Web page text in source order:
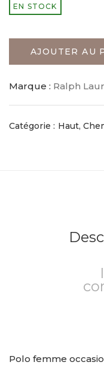
EN STOCK
AJOUTER AU
Marque : Ralph
Catégorie : Haut,
Polo femme